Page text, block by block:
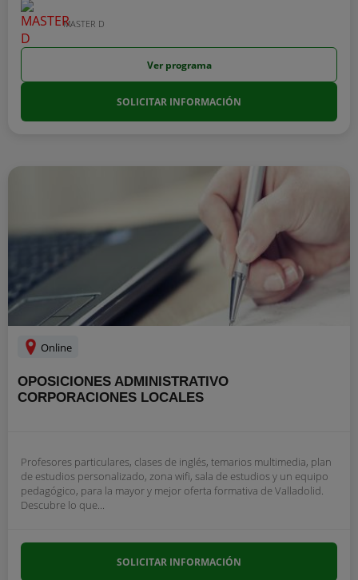
MASTER D
Ver programa
SOLICITAR INFORMACIÓN
Online
OPOSICIONES ADMINISTRATIVO
CORPORACIONES LOCALES
Profesores particulares, clases de inglés, temarios multimedia, plan
de estudios personalizado, zona wifi, sala de estudios y un equipo
pedagógico, para la mayor y mejor oferta formativa de Valladolid.
Descubre lo que...
SOLICITAR INFORMACIÓN